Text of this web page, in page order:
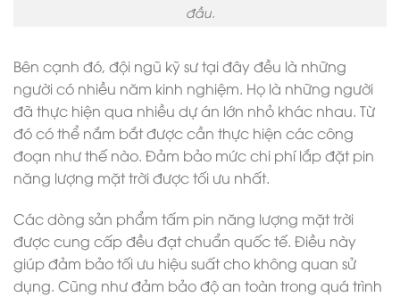
đầu.
Bên cạnh đó, đội ngũ kỹ sư tại đây đều là những
người có nhiều năm kinh nghiệm. Họ là những người
đã thực hiện qua nhiều dự án lớn nhỏ khác nhau. Từ
đó có thể nắm bắt được cần thực hiện các công
đoạn như thế nào. Đảm bảo mức chi phí lắp đặt pin
năng lượng mặt trời được tối ưu nhất.
Các dòng sản phẩm tấm pin năng lượng mặt trời
được cung cấp đều đạt chuẩn quốc tế. Điều này
giúp đảm bảo tối ưu hiệu suất cho không quan sử
dụng. Cũng như đảm bảo độ an toàn trong quá trình